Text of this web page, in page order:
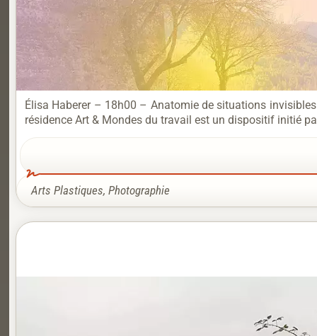
Élisa Haberer – 18h00 – Anatomie de situations
résidence Art & Mondes du travail est un dispositif initié
Arts Plastiques, Photographie